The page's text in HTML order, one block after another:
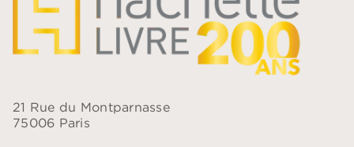
21 Rue du Montparnasse
75006 Paris